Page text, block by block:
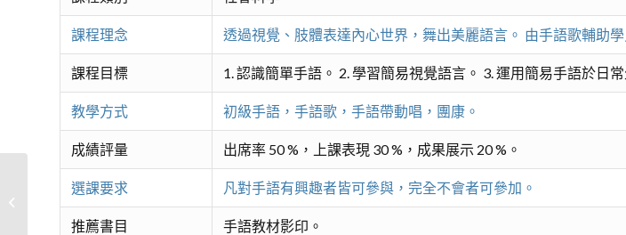
課程理念 透過視覺、肢體表達內心世界，舞出美麗語言。 由手語歌輔助
課程目標 1. 認識簡單手語。 2. 學習簡易視覺語言。 3. 運用簡易手語於日
教學方式 初級手語，手語歌，手語帶動唱，團康。
成績評量 出席率 50 %，上課表現 30 %，成果展示 20 %。
選課要求 凡對手語有興趣者皆可參與，完全不會者可參加。
推薦書目 手語教材影印。
(New)口才五力－從零開始Podcast自
媒體經營